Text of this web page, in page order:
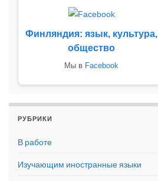
Финляндия: язык, культура,
общество
Мы в Facebook
РУБРИКИ
В работе
Изучающим иностранные языки